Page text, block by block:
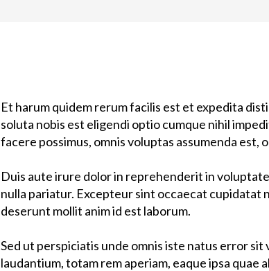
Et harum quidem rerum facilis est et expedita
soluta nobis est eligendi optio cumque nihil
facere possimus, omnis voluptas assumenda est,
Duis aute irure dolor in reprehenderit in
nulla pariatur. Excepteur sint occaecat cupidatat
deserunt mollit anim id est laborum.
Sed ut perspiciatis unde omnis iste natus error
laudantium, totam rem aperiam, eaque ipsa quae